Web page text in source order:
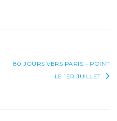
80 JOURS VERS PARIS – POINT
LE 1ER JUILLET